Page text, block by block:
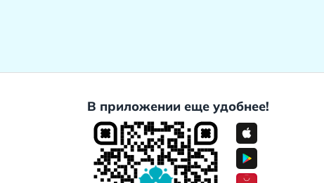
В приложении еще удобнее!